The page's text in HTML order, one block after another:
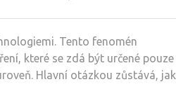
Tento fenomén
které se zdá být určené pouze
Hlavní otázkou zůstává, jak